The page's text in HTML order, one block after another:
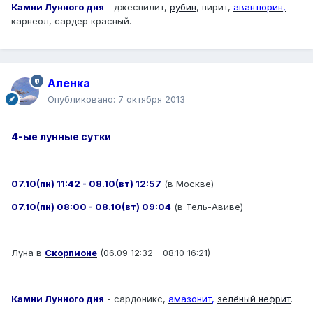
Камни Лунного дня - джеспилит, рубин, пирит, авантюрин,
карнеол, сардер красный.
Аленка
Опубликовано: 7 октября 2013
4-ые лунные сутки
07.10(пн) 11:42 - 08.10(вт) 12:57 (в Москве)
07.10(пн) 08:00 - 08.10(вт) 09:04 (в Тель-Авиве)
Луна в Скорпионе (06.09 12:32 - 08.10 16:21)
Камни Лунного дня - сардоникс, амазонит, зелёный нефрит.